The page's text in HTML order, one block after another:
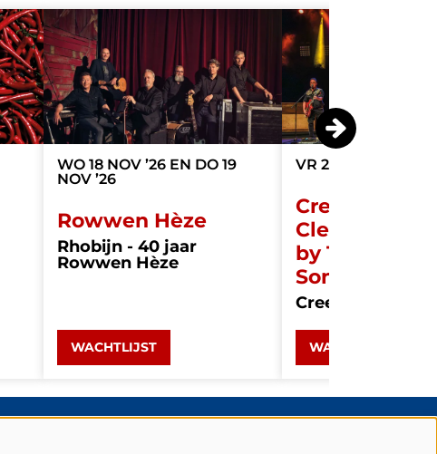
Rowwen Hèze
Rhobijn - 40 jaar
Rowwen Hèze
WO 18 NOV ’26 EN DO 19
NOV ’26
WACHTLIJST
Creedence
Clearwater
by The
Sons
Creedence Gold
VR 20 NOV ’26
WACHTLIJST